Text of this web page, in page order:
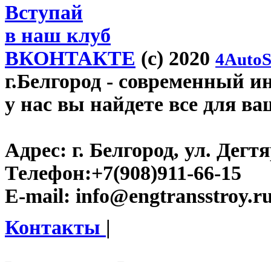
Вступай
в наш клуб
ВКОНТАКТЕ (c) 2020
г.Белгород - современный
у нас вы найдете все для
Адрес: г. Белгород, ул.
Телефон:+7(908)911-66-15
E-mail:
Контакты |